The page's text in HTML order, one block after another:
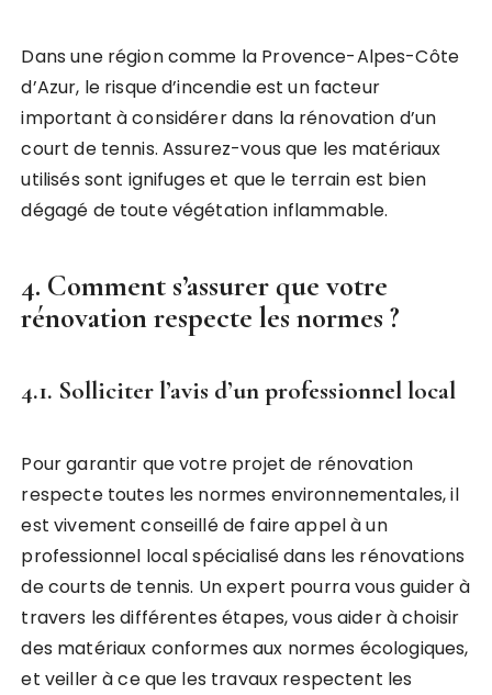
Dans une région comme la Provence-Alpes-Côte
d’Azur, le risque d’incendie est un facteur
important à considérer dans la rénovation d’un
court de tennis. Assurez-vous que les matériaux
utilisés sont ignifuges et que le terrain est bien
dégagé de toute végétation inflammable.
4. Comment s’assurer que votre
rénovation respecte les normes ?
4.1. Solliciter l’avis d’un professionnel local
Pour garantir que votre projet de rénovation
respecte toutes les normes environnementales, il
est vivement conseillé de faire appel à un
professionnel local spécialisé dans les rénovations
de courts de tennis. Un expert pourra vous guider à
travers les différentes étapes, vous aider à choisir
des matériaux conformes aux normes écologiques,
et veiller à ce que les travaux respectent les